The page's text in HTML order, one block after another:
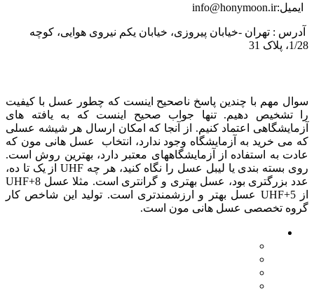
ایمیل:info@honymoon.ir
آدرس : تهران -خیابان پیروزی، خیابان یکم نیروی هوایی، کوچه
1/28، پلاک 31
سوال مهم با چندین پاسخ ناصحیح اینست که چطور عسل با کیفیت
را تشخیص دهیم. تنها جواب صحیح اینست که به یافته های
آزمایشگاهی اعتماد کنیم. از آنجا که امکان ارسال هر شیشه عسلی
که می خرید به آزمایشگاه وجود ندارد، انتخاب عسل هانی مون که
عادت به استفاده از آزمایشگاههای معتبر دارد، بهترین روش است.
روی بسته بندی یا لیبل عسل را نگاه کنید، هر چه UHF از یک تا ده،
عدد بزرگتری بود، عسل بهتری و گرانتری است. مثلا عسل UHF+8
از UHF+5 عسل بهتر و ارزشمندتری است. تولید این شاخص کار
گروه تخصصی عسل هانی مون است.